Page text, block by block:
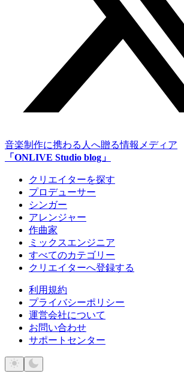
音楽制作に携わる人へ贈る情報メディア
「ONLIVE Studio blog」
クリエイターを探す
プロデューサー
シンガー
アレンジャー
作曲家
ミックスエンジニア
すべてのカテゴリー
クリエイターへ登録する
利用規約
プライバシーポリシー
運営会社について
お問い合わせ
サポートセンター